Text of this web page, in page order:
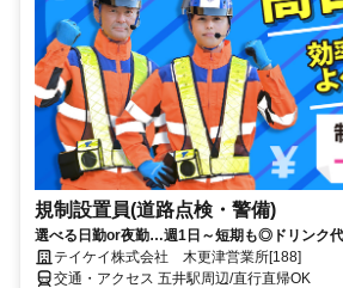
規制設置員(道路点検・警備)
選べる日勤or夜勤…週1日～短期も◎ドリンク代
テイケイ株式会社 木更津営業所[188]
交通・アクセス 五井駅周辺/直行直帰OK